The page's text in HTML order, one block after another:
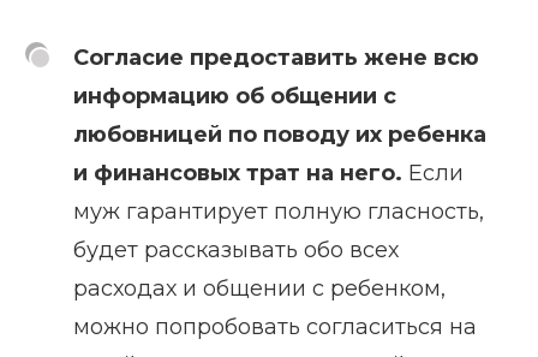
Согласие предоставить жене всю
информацию об общении с
любовницей по поводу их ребенка
и финансовых трат на него. Если
муж гарантирует полную гласность,
будет рассказывать обо всех
расходах и общении с ребенком,
можно попробовать согласиться на